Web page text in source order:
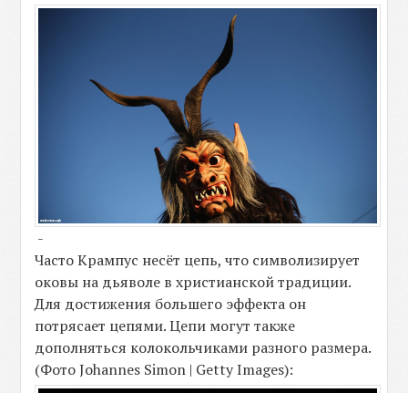
-
Часто Крампус несёт цепь, что символизирует
оковы на дьяволе в христианской традиции.
Для достижения большего эффекта он
потрясает цепями. Цепи могут также
дополняться колокольчиками разного размера.
(Фото Johannes Simon | Getty Images):